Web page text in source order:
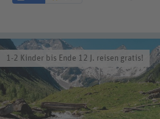
1-2 Kinder bis Ende 12 J. reisen gratis!